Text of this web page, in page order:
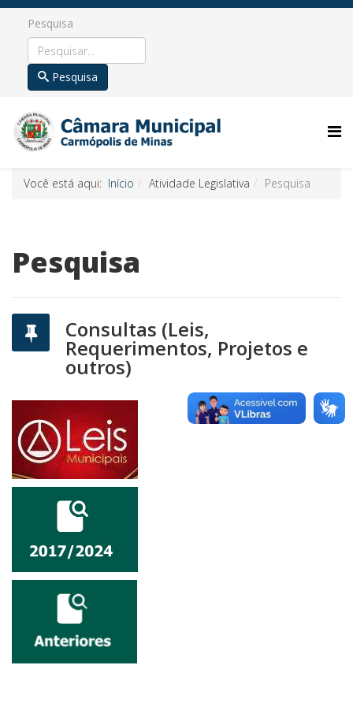
Pesquisa
Pesquisa
Você está aqui: Início Atividade Legislativa Pesquisa
Pesquisa
Consultas (Leis,
Requerimentos, Projetos e
outros)